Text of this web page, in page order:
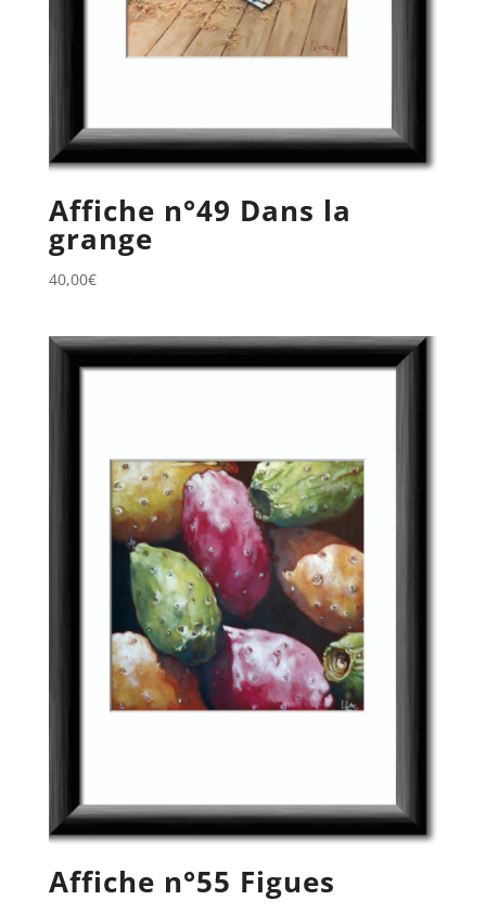
Affiche n°49 Dans la
grange
40,00€
Affiche n°55 Figues